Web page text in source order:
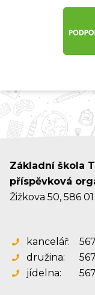
Základní škola
příspěvková
Žižkova 50, 586
kancelář:
družina:
jídelna: